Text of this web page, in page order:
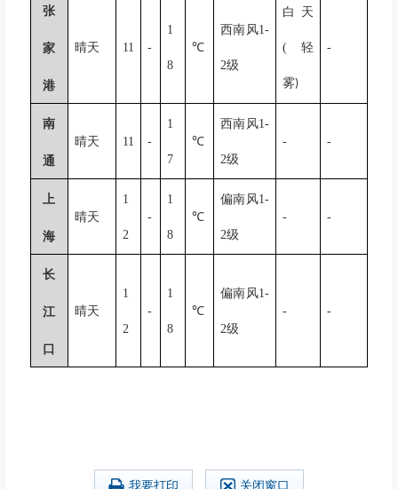
张
家
港
晴天 11 -
1
8
℃
西南风1-
2级
白天
(轻
雾)
-
南
通
晴天 11 -
1
7
℃
西南风1-
2级
- -
上
海
晴天
1
2
-
1
8
℃
偏南风1-
2级
- -
长
江
口
晴天
1
2
-
1
8
℃
偏南风1-
2级
- -
我要打印 关闭窗口